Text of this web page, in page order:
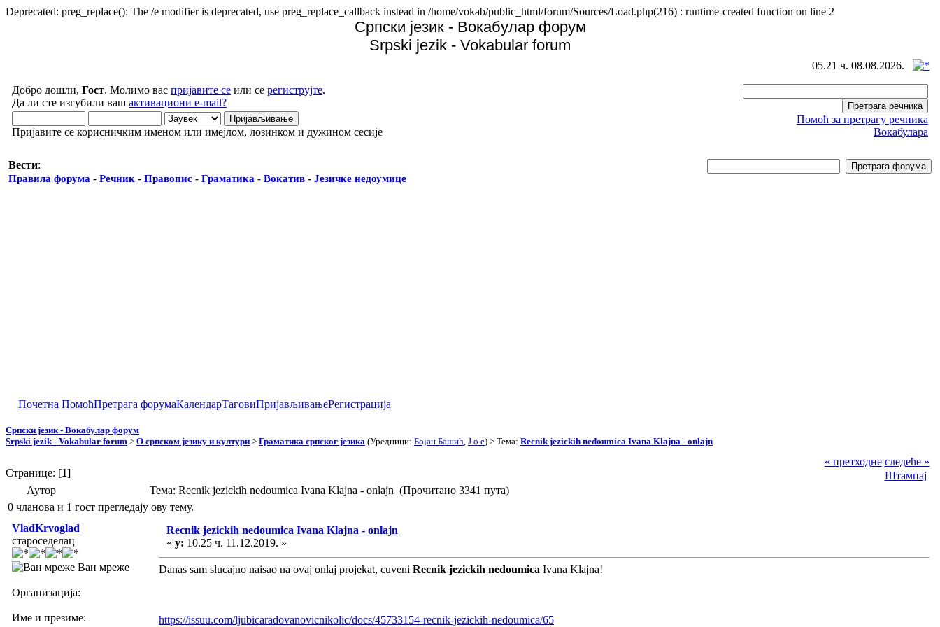
Deprecated: preg_replace(): The /e modifier is deprecated, use preg_replace_callback instead in /home/vokab/public_html/forum/Sources/Load.php(216) : runtime-created function on line 2
Српски језик - Вокабулар форум
Srpski jezik - Vokabular forum
05.21 ч. 08.08.2026.
Добро дошли, Гост. Молимо вас пријавите се или се региструјте.
Да ли сте изгубили ваш активациони e-mail?
Пријавите се корисничким именом или имејлом, лозинком и дужином сесије
Помоћ за претрагу речника
Вокабулара
Вести:
Правила форума - Речник - Правопис - Граматика - Вокатив - Језичке недоумице
Почетна ПомоћПретрага форумаКалендарТаговиПријављивањеРегистрација
Српски језик - Вокабулар форум
Srpski jezik - Vokabular forum > О српском језику и култури > Граматика српског језика (Уредници: Бојан Башић J o e) > Тема: Recnik jezickih nedoumica Ivana Klajna - onlajn
Странице: [1]
« претходне следеће »
Штампај
Аутор
Тема: Recnik jezickih nedoumica Ivana Klajna - onlajn (Прочитано 3341 пута)
0 чланова и 1 гост прегледају ову тему.
VladKrvoglad
староседелац
Ван мреже
Организација:
Име и презиме:
Recnik jezickih nedoumica Ivana Klajna - onlajn
« у: 10.25 ч. 11.12.2019. »
Danas sam slucajno naisao na ovaj onlaj projekat, cuveni Recnik jezickih nedoumica Ivana Klajna!
https://issuu.com/ljubicaradovanovicnikolic/docs/45733154-recnik-jezickih-nedoumica/65